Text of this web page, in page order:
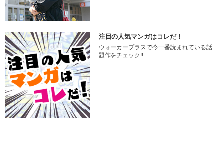
注目の人気マンガはコレだ！
ウォーカープラスで今一番読まれている話
題作をチェック!!